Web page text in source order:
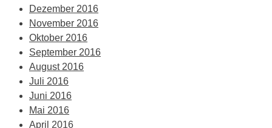
Dezember 2016
November 2016
Oktober 2016
September 2016
August 2016
Juli 2016
Juni 2016
Mai 2016
April 2016